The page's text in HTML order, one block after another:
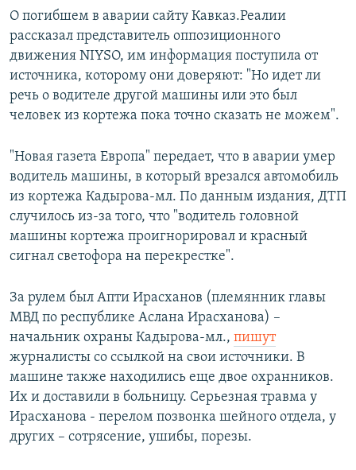
О погибшем в аварии сайту Кавказ.Реалии
рассказал представитель оппозиционного
движения NIYSO, им информация поступила от
источника, которому они доверяют: "Но идет ли
речь о водителе другой машины или это был
человек из кортежа пока точно сказать не можем".
"Новая газета Европа" передает, что в аварии умер
водитель машины, в который врезался автомобиль
из кортежа Кадырова-мл. По данным издания, ДТП
случилось из-за того, что "водитель головной
машины кортежа проигнорировал и красный
сигнал светофора на перекрестке".
За рулем был Апти Ирасханов (племянник главы
МВД по республике Аслана Ирасханова) –
начальник охраны Кадырова-мл., пишут
журналисты со ссылкой на свои источники. В
машине также находились еще двое охранников.
Их и доставили в больницу. Серьезная травма у
Ирасханова - перелом позвонка шейного отдела, у
других – сотрясение, ушибы, порезы.